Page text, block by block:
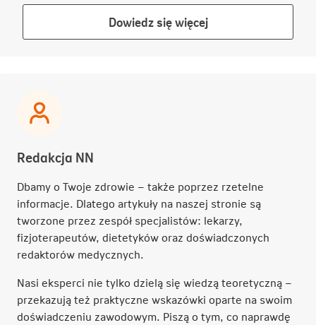
Dowiedz się więcejLink
otwiera
Redakcja NN
Dbamy o Twoje zdrowie – także poprzez rzetelne
informacje. Dlatego artykuły na naszej stronie są
tworzone przez zespół specjalistów: lekarzy,
fizjoterapeutów, dietetyków oraz doświadczonych
redaktorów medycznych.
Nasi eksperci nie tylko dzielą się wiedzą teoretyczną –
przekazują też praktyczne wskazówki oparte na swoim
doświadczeniu zawodowym. Piszą o tym, co naprawdę